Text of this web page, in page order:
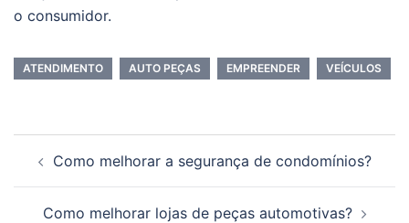
o consumidor.
ATENDIMENTO AUTO PEÇAS EMPREENDER VEÍCULOS
de
Como melhorar a segurança de condomínios?
Como melhorar lojas de peças automotivas?